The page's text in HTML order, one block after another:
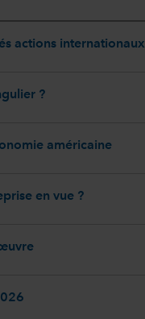
actions internationaux
?
américaine
en vue ?